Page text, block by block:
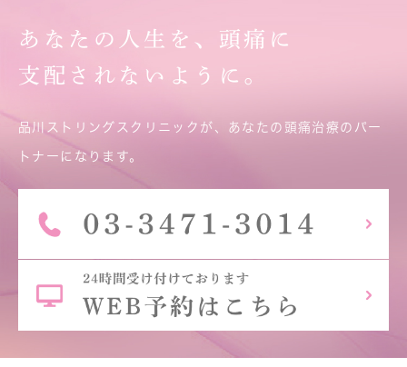
あなたの人生を、頭痛に
支配されないように。
品川ストリングスクリニックが、あなたの頭痛治療のパー
トナーになります。